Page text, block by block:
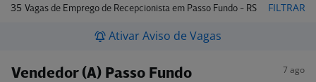
35 Vagas de Emprego de Recepcionista em Passo Fundo - RS FILTRAR
Ativar Aviso de Vagas
Vendedor (A) Passo Fundo 7 ago